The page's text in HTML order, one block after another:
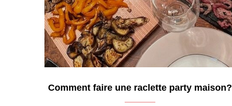
Comment faire une raclette party maison?